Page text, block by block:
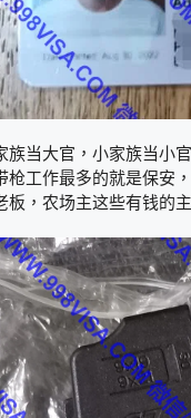
当大官，小家族当小
工作最多的就是保安
，农场主这些有钱的